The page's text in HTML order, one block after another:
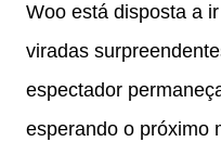
Woo está disposta a
viradas
espectador
esperando o próximo